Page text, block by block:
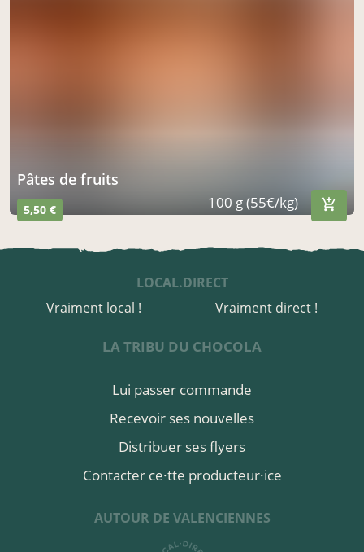
Pâtes de fruits
5,50 € 100 g (55€/kg)
LOCAL.DIRECT
Vraiment local !
Vraiment direct !
LA TRIBU DU CHOCOLA
Lui passer commande
Recevoir ses nouvelles
Distribuer ses flyers
Contacter ce·tte producteur·ice
AUTOUR DE VALENCIENNES